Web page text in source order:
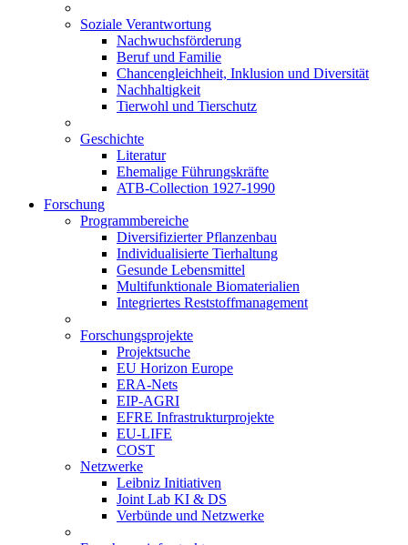
Soziale Verantwortung
Nachwuchsförderung
Beruf und Familie
Chancengleichheit, Inklusion und Diversität
Nachhaltigkeit
Tierwohl und Tierschutz
Geschichte
Literatur
Ehemalige Führungskräfte
ATB-Collection 1927-1990
Forschung
Programmbereiche
Diversifizierter Pflanzenbau
Individualisierte Tierhaltung
Gesunde Lebensmittel
Multifunktionale Biomaterialien
Integriertes Reststoffmanagement
Forschungsprojekte
Projektsuche
EU Horizon Europe
ERA-Nets
EIP-AGRI
EFRE Infrastrukturprojekte
EU-LIFE
COST
Netzwerke
Leibniz Initiativen
Joint Lab KI & DS
Verbünde und Netzwerke